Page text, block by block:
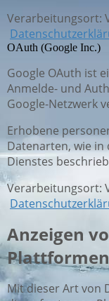
Verarbeitungsort:
OAuth (Google Inc.)
Google OAuth ist
Anmelde- und
Google-Netzwerk
Erhobene
Datenarten, wie
Dienstes
Verarbeitungsort:
Anzeigen
Plattformen
Mit dieser Art von